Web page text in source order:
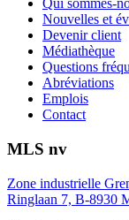
Qui sommes-
Nouvelles et
Devenir client
Médiathèque
Questions
Abréviations
Emplois
Contact
MLS nv
Zone industrielle
Ringlaan 7, B-8930